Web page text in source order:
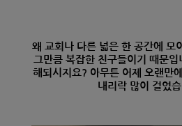
왜 교회나 다른 넓은 한 공간에 모
그만큼 복잡한 친구들이기 때문입
해되시지요? 아무튼 어제 오랜만
내리락 많이 걸었습